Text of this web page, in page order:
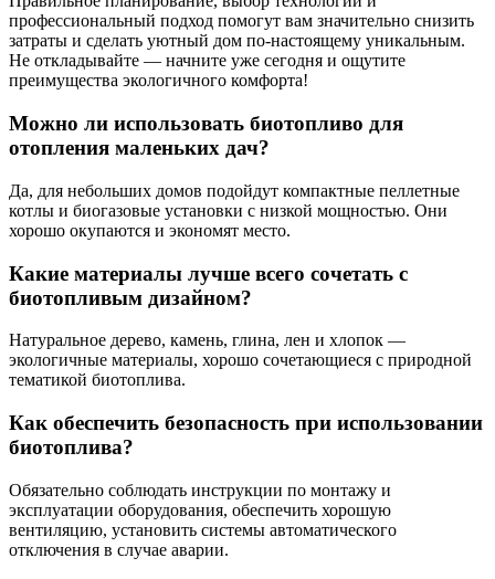
профессиональный подход помогут вам значительно снизить
затраты и сделать уютный дом по-настоящему уникальным.
Не откладывайте — начните уже сегодня и ощутите
преимущества экологичного комфорта!
Можно ли использовать биотопливо для
отопления маленьких дач?
Да, для небольших домов подойдут компактные пеллетные
котлы и биогазовые установки с низкой мощностью. Они
хорошо окупаются и экономят место.
Какие материалы лучше всего сочетать с
биотопливым дизайном?
Натуральное дерево, камень, глина, лен и хлопок —
экологичные материалы, хорошо сочетающиеся с природной
тематикой биотоплива.
Как обеспечить безопасность при использовании
биотоплива?
Обязательно соблюдать инструкции по монтажу и
эксплуатации оборудования, обеспечить хорошую
вентиляцию, установить системы автоматического
отключения в случае аварии.